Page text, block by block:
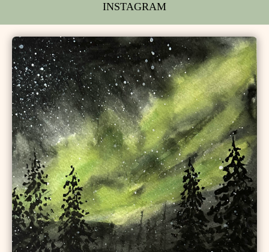
INSTAGRAM